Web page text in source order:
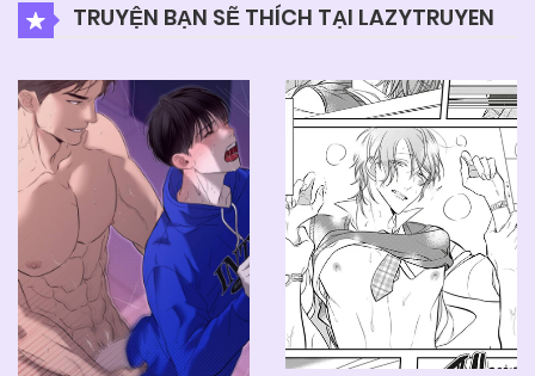
TRUYỆN BẠN SẼ THÍCH TẠI LAZYTRUYEN